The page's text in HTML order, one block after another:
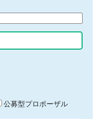
公募型プロポーザル